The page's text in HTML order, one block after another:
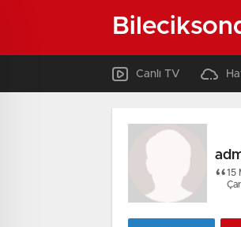
Canlı TV
15